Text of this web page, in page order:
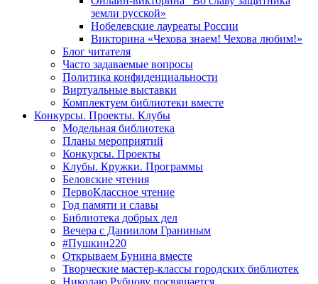
земли русской»
Нобелевские лауреаты России
Викторина «Чехова знаем! Чехова любим!»
Блог читателя
Часто задаваемые вопросы
Политика конфиденциальности
Виртуальные выставки
Комплектуем библиотеки вместе
Конкурсы. Проекты. Клубы
Модельная библиотека
Планы мероприятий
Конкурсы. Проекты
Клубы. Кружки. Программы
Беловские чтения
ПервоКлассное чтение
Год памяти и славы
Библиотека добрых дел
Вечера с Даниилом Граниным
#Пушкин220
Открываем Бунина вместе
Творческие мастер-классы городских библиотек
Николаю Рубцову посвящается...